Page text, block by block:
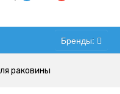
Бренды:
раковины